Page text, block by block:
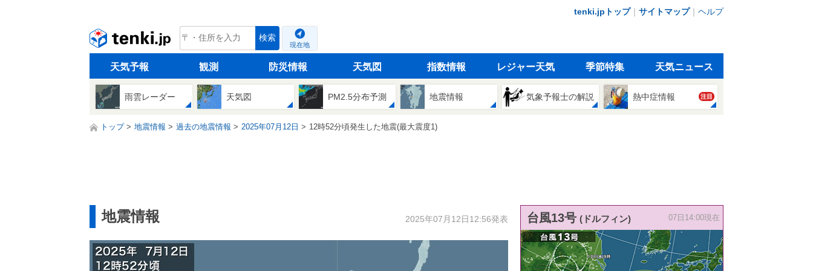
tenki.jpトップ｜ サイトマップ｜ ヘルプ
tenki.jp 検索
現在地
天気予報 観測 防災情報 天気図 指数情報 レジャー天気 季節特集 天気ニュース
雨雲レーダー 天気図 PM2.5分布予測 地震情報 気象予報士の解説 熱中症情報 注目
トップ 地震情報 過去の地震情報 2025年07月12日 12時52分頃発生した地震(最大震度1)
地震情報 2025年07月12日12:56発表 台風13号 (ドルフィン) 07日14:00現在